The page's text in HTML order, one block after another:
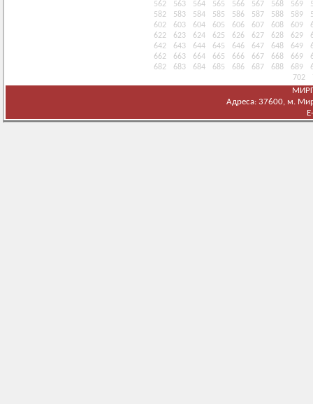
562 563 564 565 566 567 568 569
582
583 584 585 586 587 588 589
602
603 604 605 606 607 608 609
622
623 624 625 626 627 628 629
642
643 644 645 646 647 648 649
662
663 664 665 666 667 668 669
682
683 684 685 686 687 688 689
702
Адреса: 37600, м.